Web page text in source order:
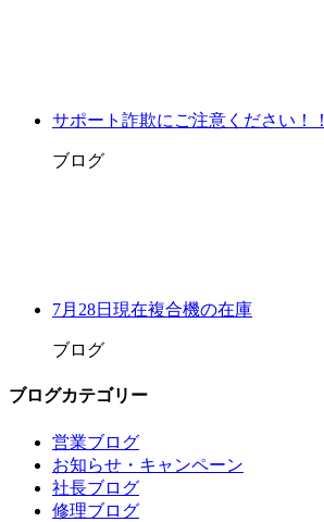
サポート詐欺にご注意ください！！
ブログ
7月28日現在複合機の在庫
ブログ
ブログカテゴリー
営業ブログ
お知らせ・キャンペーン
社長ブログ
修理ブログ